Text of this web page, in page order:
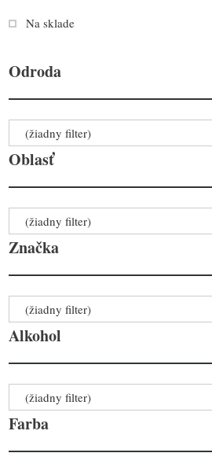
Na sklade
Odroda
(žiadny filter)
Oblasť
(žiadny filter)
Značka
(žiadny filter)
Alkohol
(žiadny filter)
Farba